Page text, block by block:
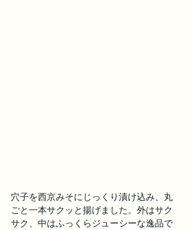
穴子を西京みそにじっくり漬け込み、丸
ごと一本サクッと揚げました。外はサク
サク、中はふっくらジューシーな逸品で